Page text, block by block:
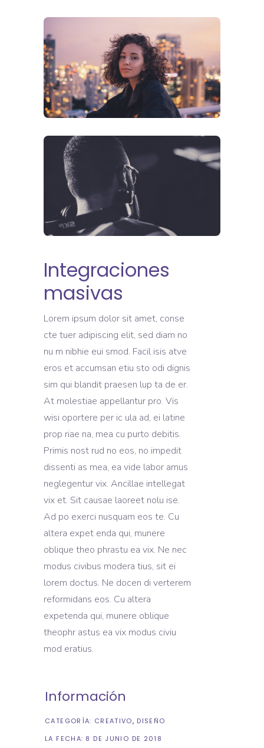
Integraciones
masivas
Lorem ipsum dolor sit amet, conse
cte tuer adipiscing elit, sed diam no
nu m nibhie eui smod. Facil isis atve
eros et accumsan etiu sto odi dignis
sim qui blandit praesen lup ta de er.
At molestiae appellantur pro. Vis
wisi oportere per ic ula ad, ei latine
prop riae na, mea cu purto debitis.
Primis nost rud no eos, no impedit
dissenti as mea, ea vide labor amus
neglegentur vix. Ancillae intellegat
vix et. Sit causae laoreet nolu ise.
Ad po exerci nusquam eos te. Cu
altera expet enda qui, munere
oblique theo phrastu ea vix. Ne nec
modus civibus modera tius, sit ei
lorem doctus. Ne docen di verterem
reformidans eos. Cu altera
expetenda qui, munere oblique
theophr astus ea vix modus civiu
mod eratius.
Información
CATEGORÍA: CREATIVO
DISEÑO
LA FECHA: 8 DE JUNIO DE 2018